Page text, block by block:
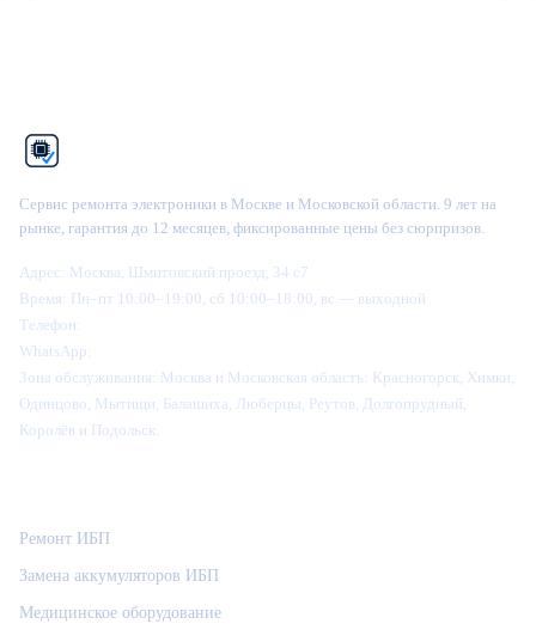
Сервис ремонта электроники в Москве и Московской области. 9 лет на
рынке, гарантия до 12 месяцев, фиксированные цены без сюрпризов.
Адрес: Москва, Шмитовский проезд, 34 с7
Время: Пн–пт 10:00–19:00, сб 10:00–18:00, вс — выходной
Телефон:
WhatsApp:
Зона обслуживания: Москва и Московская область: Красногорск, Химки,
Одинцово, Мытищи, Балашиха, Люберцы, Реутов, Долгопрудный,
Королёв и Подольск.
Ремонт ИБП
Замена аккумуляторов ИБП
Медицинское оборудование